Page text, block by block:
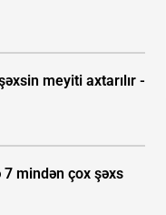
meyiti axtarılır -
mindən çox şəxs